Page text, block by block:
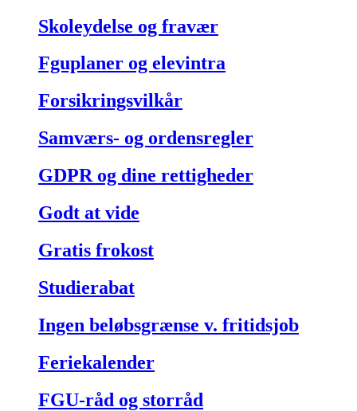
Skoleydelse og fravær
Fguplaner og elevintra
Forsikringsvilkår
Samværs- og ordensregler
GDPR og dine rettigheder
Godt at vide
Gratis frokost
Studierabat
Ingen beløbsgrænse v. fritidsjob
Feriekalender
FGU-råd og storråd